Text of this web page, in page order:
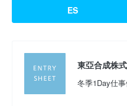
ES
東亞合成株
冬季1Day仕